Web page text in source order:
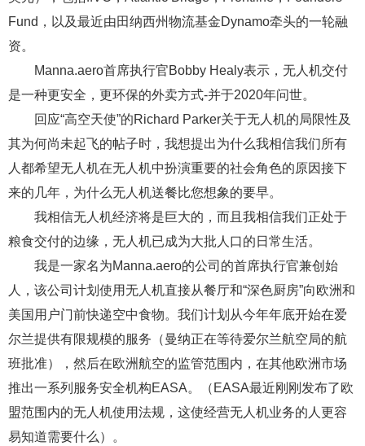
Fund，以及最近由田纳西州物流基金Dynamo牵头的一轮融
资。
Manna.aero首席执行官Bobby Healy表示，无人机交付
是一种更安全，更环保的外卖方式-并于2020年问世。
回应“高空天使”的Richard Parker关于无人机的局限性及
其为何尚未起飞的帖子时，我想提出为什么我相信我们所有
人都希望无人机在无人机中扮演重要的社会角色的原因接下
来的几年，为什么无人机送餐比您想象的要早。
我相信无人机经济将是巨大的，而且我相信我们正处于
粮食交付的边缘，无人机已成为大批人口的日常生活。
我是一家名为Manna.aero的公司的首席执行官兼创始
人，该公司计划使用无人机直接从餐厅和“深色厨房”向欧洲和
美国用户门前快递空中食物。我们计划从今年年底开始在爱
尔兰提供有限规模的服务（曼纳正在等待爱尔兰航空局的航
班批准），然后在欧洲航空的监管范围内，在其他欧洲市场
推出一系列服务安全机构EASA。（EASA最近刚刚发布了欧
盟范围内的无人机使用法规，这使经营无人机业务的人更容
易知道需要什么）。